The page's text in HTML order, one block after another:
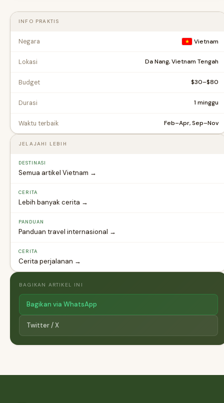
INFO PRAKTIS
Negara Vietnam
Lokasi Da Nang, Vietnam Tengah
Budget $30–$80
Durasi 1 minggu
Waktu terbaik Feb–Apr, Sep–Nov
JELAJAHI LEBIH
DESTINASI
Semua artikel Vietnam →
CERITA
Lebih banyak cerita →
PANDUAN
Panduan travel internasional →
CERITA
Cerita perjalanan →
BAGIKAN ARTIKEL INI
Bagikan via WhatsApp
Twitter / X